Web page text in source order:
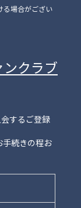
る場合がござい
クラブ
会するご登録
手続きの程お